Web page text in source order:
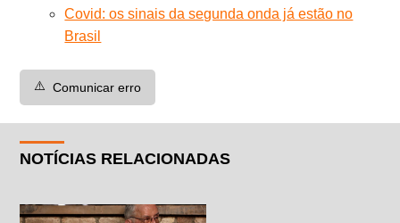
Covid: os sinais da segunda onda já estão no
Brasil
⚠️ Comunicar erro
NOTÍCIAS RELACIONADAS